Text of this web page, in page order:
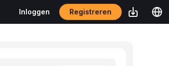
Inloggen Registreren